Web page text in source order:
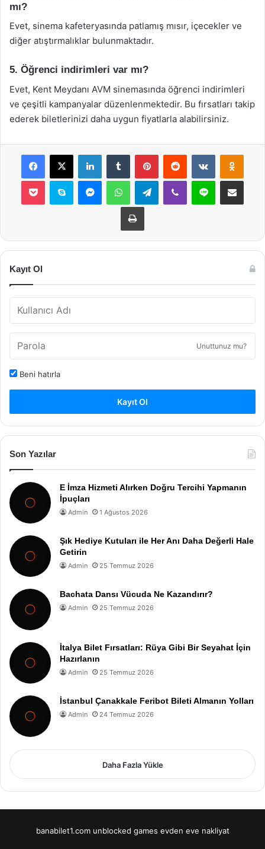
mı?
Evet, sinema kafeteryasında patlamış mısır, içecekler ve
diğer atıştırmalıklar bulunmaktadır.
5. Öğrenci indirimleri var mı?
Evet, Kent Meydanı AVM sinemasında öğrenci indirimleri
ve çeşitli kampanyalar düzenlenmektedir. Bu fırsatları takip
ederek biletlerinizi daha uygun fiyatlarla alabilirsiniz.
Facebook
X LinkedInTumblr PinterestReddit VKontakte
Pocket Skype MessengerWhatsAppTelegramViber Line E-Posta ile
Yazdır
Kayıt Ol
Unuttunuz mu?
Beni hatırla
Kayıt Ol
Son Yazılar
E İmza Hizmeti Alırken Doğru Tercihi Yapmanın
İpuçları
Admin 1 Ağustos 2026
Şık Hediye Kutuları ile Her Anı Daha Değerli Hale
Getirin
Admin 25 Temmuz 2026
Bachata Dansı Vücuda Ne Kazandırır?
Admin 25 Temmuz 2026
İtalya Bilet Fırsatları: Rüya Gibi Bir Seyahat İçin
Hazırlanın
Admin 25 Temmuz 2026
İstanbul Çanakkale Feribot Bileti Almanın Yolları
Admin 24 Temmuz 2026
Daha Fazla Yükle
banabilet1.com unblocked games evden eve nakliyat